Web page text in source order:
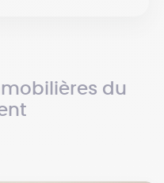
du